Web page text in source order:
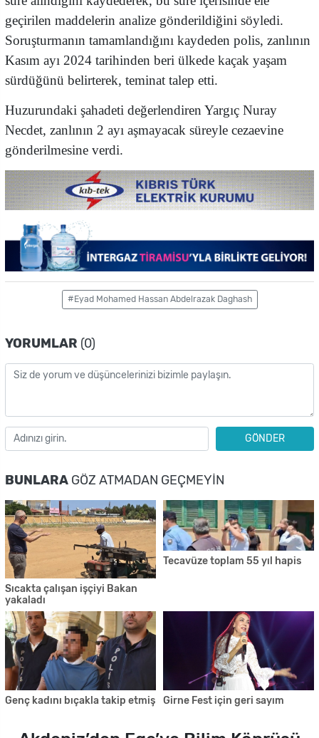
geçirilen maddelerin analize gönderildiğini söyledi.
Soruşturmanın tamamlandığını kaydeden polis, zanlının
Kasım ayı 2024 tarihinden beri ülkede kaçak yaşam
sürdüğünü belirterek, teminat talep etti.
Huzurundaki şahadeti değerlendiren Yargıç Nuray
Necdet, zanlının 2 ayı aşmayacak süreyle cezaevine
gönderilmesine verdi.
#Eyad Mohamed Hassan Abdelrazak Daghash
YORUMLAR (0)
GÖNDER
BUNLARA GÖZ ATMADAN GEÇMEYIN
Sıcakta çalışan işçiyi Bakan
yakaladı
Tecavüze toplam 55 yıl hapis
Genç kadını bıçakla takip etmiş Girne Fest için geri sayım